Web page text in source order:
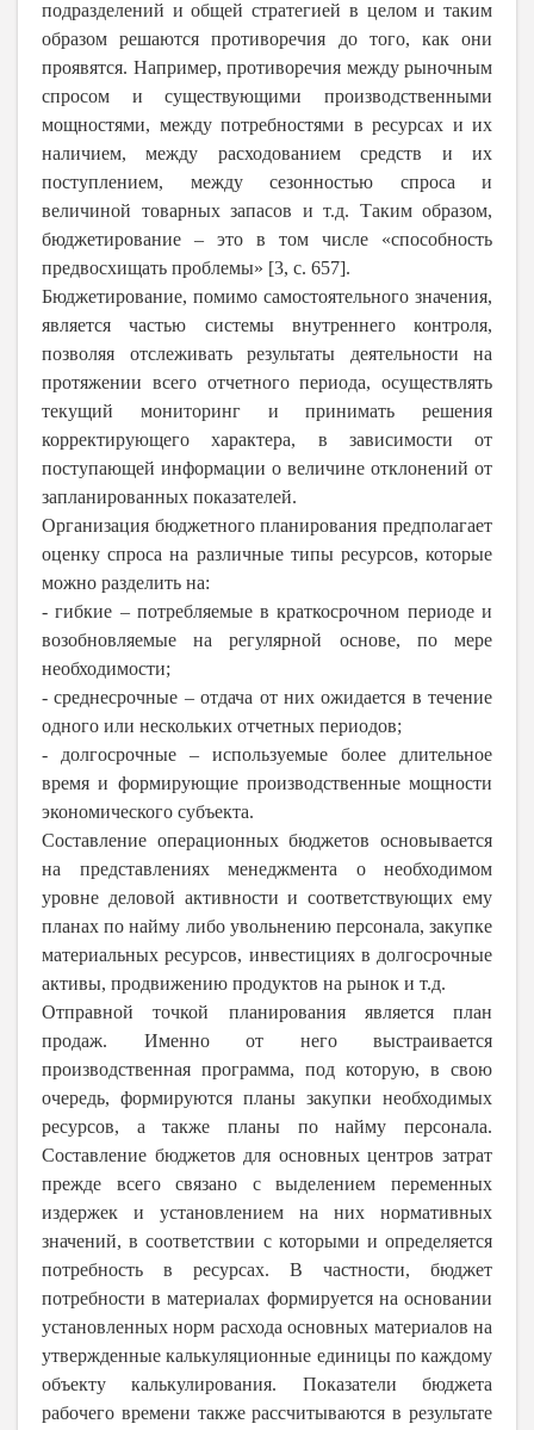
подразделений и общей стратегией в целом и таким
образом решаются противоречия до того, как они
проявятся. Например, противоречия между рыночным
спросом и существующими производственными
мощностями, между потребностями в ресурсах и их
наличием, между расходованием средств и их
поступлением, между сезонностью спроса и
величиной товарных запасов и т.д. Таким образом,
бюджетирование – это в том числе «способность
предвосхищать проблемы» [3, с. 657].
Бюджетирование, помимо самостоятельного значения,
является частью системы внутреннего контроля,
позволяя отслеживать результаты деятельности на
протяжении всего отчетного периода, осуществлять
текущий мониторинг и принимать решения
корректирующего характера, в зависимости от
поступающей информации о величине отклонений от
запланированных показателей.
Организация бюджетного планирования предполагает
оценку спроса на различные типы ресурсов, которые
можно разделить на:
- гибкие – потребляемые в краткосрочном периоде и
возобновляемые на регулярной основе, по мере
необходимости;
- среднесрочные – отдача от них ожидается в течение
одного или нескольких отчетных периодов;
- долгосрочные – используемые более длительное
время и формирующие производственные мощности
экономического субъекта.
Составление операционных бюджетов основывается
на представлениях менеджмента о необходимом
уровне деловой активности и соответствующих ему
планах по найму либо увольнению персонала, закупке
материальных ресурсов, инвестициях в долгосрочные
активы, продвижению продуктов на рынок и т.д.
Отправной точкой планирования является план
продаж. Именно от него выстраивается
производственная программа, под которую, в свою
очередь, формируются планы закупки необходимых
ресурсов, а также планы по найму персонала.
Составление бюджетов для основных центров затрат
прежде всего связано с выделением переменных
издержек и установлением на них нормативных
значений, в соответствии с которыми и определяется
потребность в ресурсах. В частности, бюджет
потребности в материалах формируется на основании
установленных норм расхода основных материалов на
утвержденные калькуляционные единицы по каждому
объекту калькулирования. Показатели бюджета
рабочего времени также рассчитываются в результате